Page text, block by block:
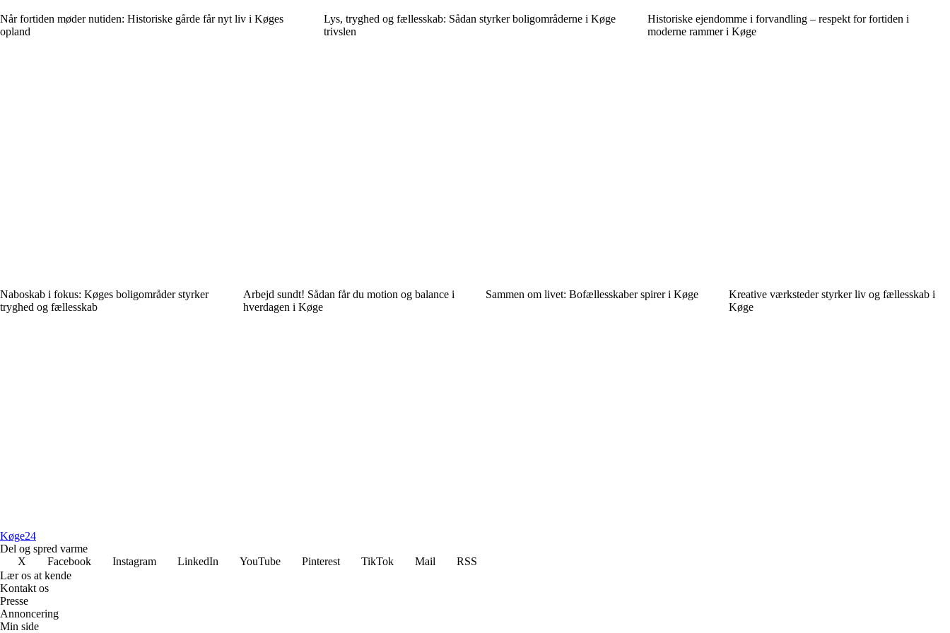
Når fortiden møder nutiden: Historiske gårde får nyt liv i Køges
opland
Lys, tryghed og fællesskab: Sådan styrker boligområderne i Køge
trivslen
Historiske ejendomme i forvandling – respekt for fortiden i
moderne rammer i Køge
Naboskab i fokus: Køges boligområder styrker
tryghed og fællesskab
Arbejd sundt! Sådan får du motion og balance i
hverdagen i Køge
Sammen om livet: Bofællesskaber spirer i Køge
Kreative værksteder styrker liv og fællesskab i
Køge
Køge24
Del og spred varme
X
Facebook Instagram LinkedIn YouTube Pinterest TikTok Mail
RSS
Lær os at kende
Kontakt os
Presse
Annoncering
Min side